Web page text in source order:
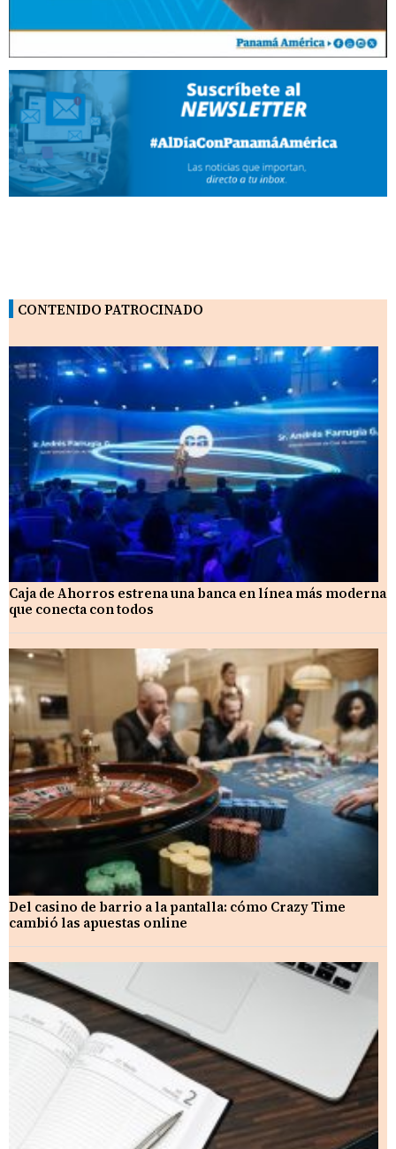
CONTENIDO PATROCINADO
Caja de Ahorros estrena una banca en línea más moderna
que conecta con todos
Del casino de barrio a la pantalla: cómo Crazy Time
cambió las apuestas online